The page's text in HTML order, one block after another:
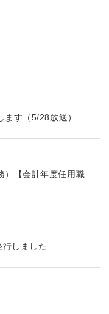
す（5/28放送）
）【会計年度任用職
しました